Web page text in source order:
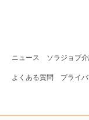
ニュース ソラジョブ
よくある質問 プライ